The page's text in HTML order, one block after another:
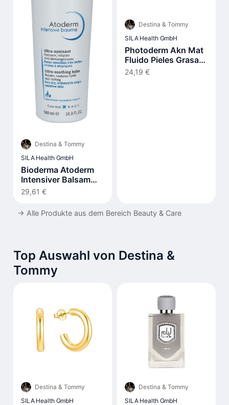
Destina & Tommy
SILA Health GmbH
Bioderma Atoderm
Intensiver Balsam
500ml
29,61 €
Destina & Tommy
SILA Health GmbH
Photoderm Akn Mat
Fluido Pieles Grasas
Y Acnéicas Spf30 40
24,19 €
→ Alle Produkte aus dem Bereich Beauty & Care
Top Auswahl von Destina &
Tommy
Destina & Tommy
SILA Health GmbH
Destina & Tommy
SILA Health GmbH